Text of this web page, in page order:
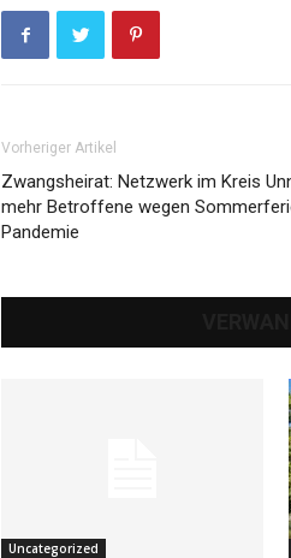
Vorheriger Artikel
Zwangsheirat: Netzwerk im Kreis
mehr Betroffene wegen
Pandemie
Uncategorized